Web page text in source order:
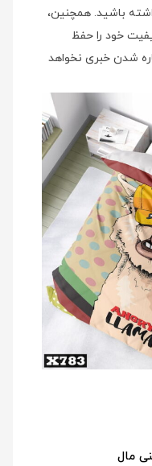
باشید. همچنین،
خود را حفظ
شدن خبری نخواهد
مال